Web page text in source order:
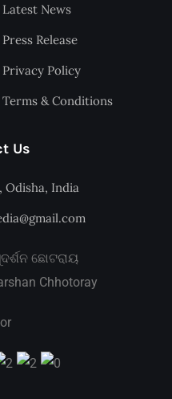
Latest News
Press Release
Privacy Policy
Terms & Conditions
Us
Odisha, India
ଛୋଟରାୟ
Chhotoray